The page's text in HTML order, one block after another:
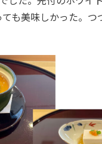
も美味しかった。つ